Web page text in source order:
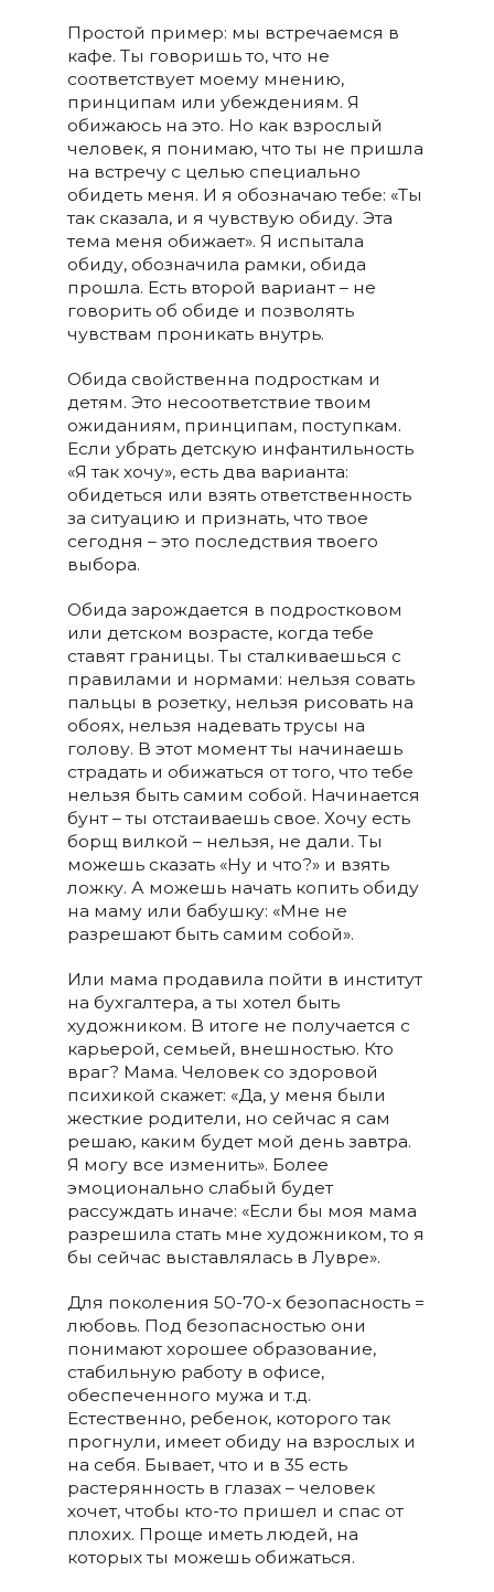
Простой пример: мы встречаемся в
кафе. Ты говоришь то, что не
соответствует моему мнению,
принципам или убеждениям. Я
обижаюсь на это. Но как взрослый
человек, я понимаю, что ты не пришла
на встречу с целью специально
обидеть меня. И я обозначаю тебе: «Ты
так сказала, и я чувствую обиду. Эта
тема меня обижает». Я испытала
обиду, обозначила рамки, обида
прошла. Есть второй вариант – не
говорить об обиде и позволять
чувствам проникать внутрь.
Обида свойственна подросткам и
детям. Это несоответствие твоим
ожиданиям, принципам, поступкам.
Если убрать детскую инфантильность
«Я так хочу», есть два варианта:
обидеться или взять ответственность
за ситуацию и признать, что твое
сегодня – это последствия твоего
выбора.
Обида зарождается в подростковом
или детском возрасте, когда тебе
ставят границы. Ты сталкиваешься с
правилами и нормами: нельзя совать
пальцы в розетку, нельзя рисовать на
обоях, нельзя надевать трусы на
голову. В этот момент ты начинаешь
страдать и обижаться от того, что тебе
нельзя быть самим собой. Начинается
бунт – ты отстаиваешь свое. Хочу есть
борщ вилкой – нельзя, не дали. Ты
можешь сказать «Ну и что?» и взять
ложку. А можешь начать копить обиду
на маму или бабушку: «Мне не
разрешают быть самим собой».
Или мама продавила пойти в институт
на бухгалтера, а ты хотел быть
художником. В итоге не получается с
карьерой, семьей, внешностью. Кто
враг? Мама. Человек со здоровой
психикой скажет: «Да, у меня были
жесткие родители, но сейчас я сам
решаю, каким будет мой день завтра.
Я могу все изменить». Более
эмоционально слабый будет
рассуждать иначе: «Если бы моя мама
разрешила стать мне художником, то я
бы сейчас выставлялась в Лувре».
Для поколения 50-70-х безопасность =
любовь. Под безопасностью они
понимают хорошее образование,
стабильную работу в офисе,
обеспеченного мужа и т.д.
Естественно, ребенок, которого так
прогнули, имеет обиду на взрослых и
на себя. Бывает, что и в 35 есть
растерянность в глазах – человек
хочет, чтобы кто-то пришел и спас от
плохих. Проще иметь людей, на
которых ты можешь обижаться.